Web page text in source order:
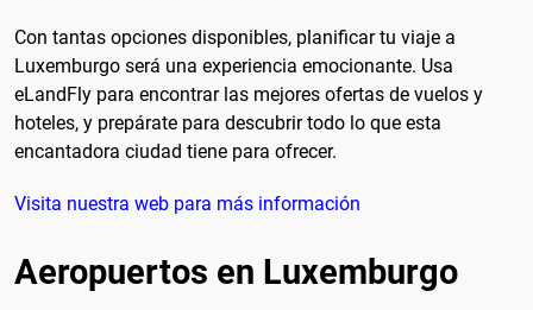
Con tantas opciones disponibles, planificar tu viaje a
Luxemburgo será una experiencia emocionante. Usa
eLandFly para encontrar las mejores ofertas de vuelos y
hoteles, y prepárate para descubrir todo lo que esta
encantadora ciudad tiene para ofrecer.
Visita nuestra web para más información
Aeropuertos en Luxemburgo